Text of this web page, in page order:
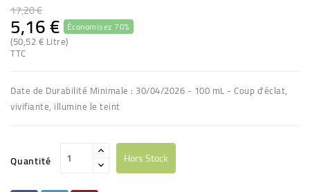
17,20 €
5,16 € Économisez 70%
(50,52 € Litre)
TTC
Date de Durabilité Minimale : 30/04/2026 - 100 mL - Coup d'éclat,
vivifiante, illumine le teint
Quantité Hors Stock